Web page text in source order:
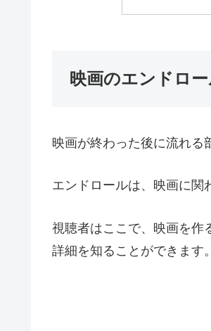
映画のエンドロ
映画が終わった後に流れる
エンドロールは、映画に関
視聴者はここで、映画を作
詳細を知ることができます。